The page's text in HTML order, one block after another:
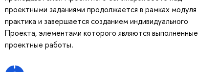
проектными заданиями продолжается в рамках модуля
практика и завершается созданием индивидуального
Проекта, элементами которого являются выполненные
проектные работы.